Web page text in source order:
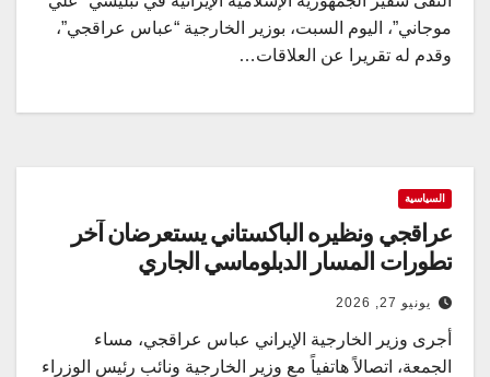
موجاني”، اليوم السبت، بوزير الخارجية “عباس عراقجي”،
وقدم له تقريرا عن العلاقات…
السياسية
عراقجي ونظيره الباكستاني يستعرضان آخر
تطورات المسار الدبلوماسي الجاري
يونيو 27, 2026
أجرى وزير الخارجية الإيراني عباس عراقجي، مساء
الجمعة، اتصالاً هاتفياً مع وزير الخارجية ونائب رئيس الوزراء